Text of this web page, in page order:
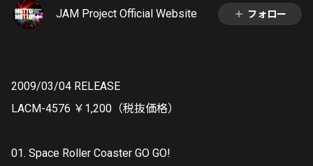
JAM Project Official Website フォロー
2009/03/04 RELEASE
LACM-4576 ￥1,200（税抜価格）
01. Space Roller Coaster GO GO!